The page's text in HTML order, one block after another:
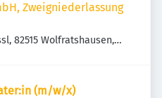
Zweigniederlassung
82515 Wolfratshausen,
(m/w/x)